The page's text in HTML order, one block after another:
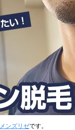
メンズリゼです。